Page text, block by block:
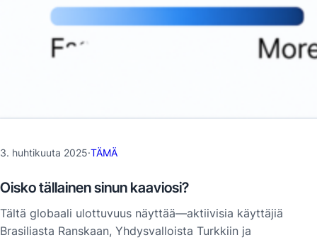
3. huhtikuuta 2025·TÄMÄ
Oisko tällainen sinun kaaviosi?
Tältä globaali ulottuvuus näyttää—aktiivisia käyttäjiä
Brasiliasta Ranskaan, Yhdysvalloista Turkkiin ja